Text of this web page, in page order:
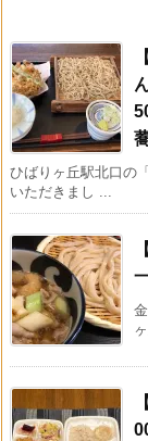
ひばりヶ丘駅北口の
いただきまし ...